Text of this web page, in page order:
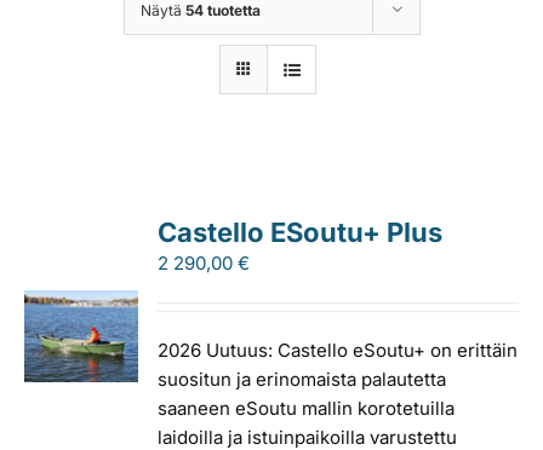
Asiakaskokemuksia
Näytä 54 tuotetta
Castello ESoutu+ Plus
2 290,00€
2026 Uutuus: Castello eSoutu+ on erittäin
suositun ja erinomaista palautetta
saaneen eSoutu mallin korotetuilla
laidoilla ja istuinpaikoilla varustettu